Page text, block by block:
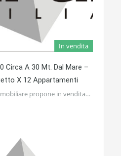
In vendita
Circa A 30 Mt. Dal Mare –
X 12 Appartamenti
propone in vendita…